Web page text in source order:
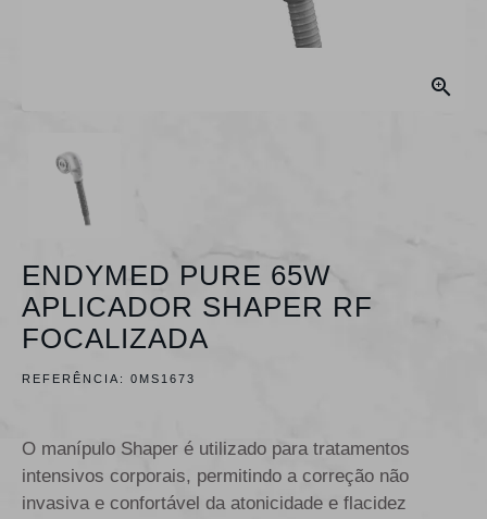

ENDYMED PURE 65W
APLICADOR SHAPER RF
FOCALIZADA
REFERÊNCIA: 0MS1673
O manípulo Shaper é utilizado para tratamentos
intensivos corporais, permitindo a correção não
invasiva e confortável da atonicidade e flacidez